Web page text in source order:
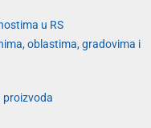
u RS
oblastima, gradovima i
proizvoda